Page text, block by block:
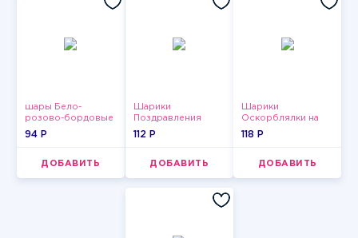
шары Бело-
розово-бордовые
металлик
94 P
ДОБАВИТЬ
Шарики
Поздравления
112 P
ДОБАВИТЬ
Шарики
Оскорблялки на
день рождения для
118 P
ДОБАВИТЬ